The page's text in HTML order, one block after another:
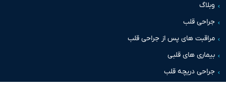
قلب
های پس از جراحی قلب
های قلبی
دریچه قلب